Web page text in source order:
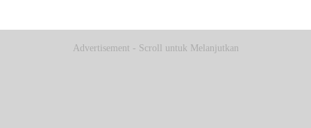
Advertisement - Scroll untuk Melanjutkan